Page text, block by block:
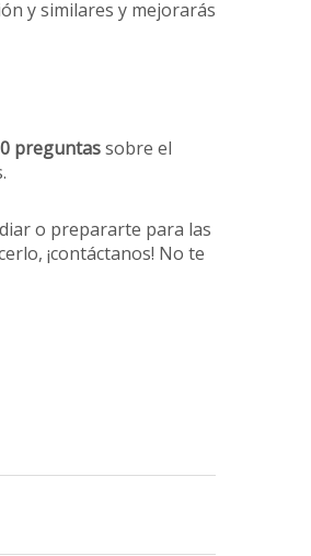
y similares y mejorarás
preguntassobre el
o prepararte para las
¡contáctanos! No te